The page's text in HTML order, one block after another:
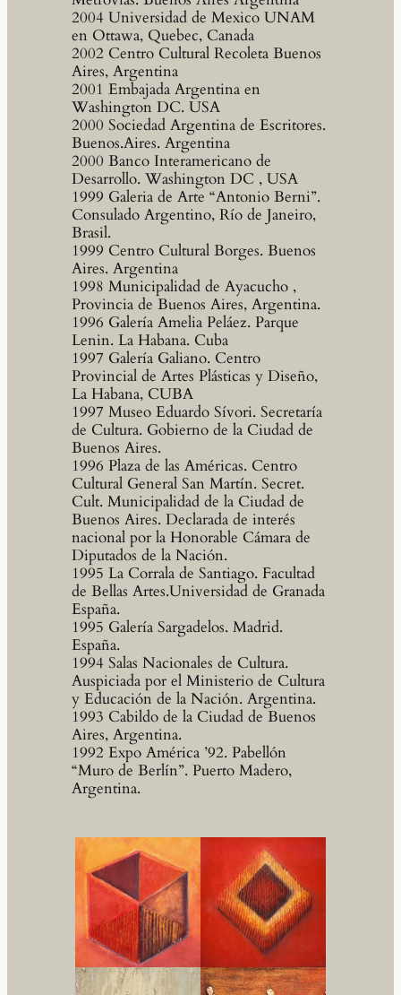
2004 Universidad de Mexico UNAM
en Ottawa, Quebec, Canada
2002 Centro Cultural Recoleta Buenos
Aires, Argentina
2001 Embajada Argentina en
Washington DC. USA
2000 Sociedad Argentina de Escritores.
Buenos.Aires. Argentina
2000 Banco Interamericano de
Desarrollo. Washington DC , USA
1999 Galeria de Arte “Antonio Berni”.
Consulado Argentino, Río de Janeiro,
Brasil.
1999 Centro Cultural Borges. Buenos
Aires. Argentina
1998 Municipalidad de Ayacucho ,
Provincia de Buenos Aires, Argentina.
1996 Galería Amelia Peláez. Parque
Lenin. La Habana. Cuba
1997 Galería Galiano. Centro
Provincial de Artes Plásticas y Diseño,
La Habana, CUBA
1997 Museo Eduardo Sívori. Secretaría
de Cultura. Gobierno de la Ciudad de
Buenos Aires.
1996 Plaza de las Américas. Centro
Cultural General San Martín. Secret.
Cult. Municipalidad de la Ciudad de
Buenos Aires. Declarada de interés
nacional por la Honorable Cámara de
Diputados de la Nación.
1995 La Corrala de Santiago. Facultad
de Bellas Artes.Universidad de Granada
España.
1995 Galería Sargadelos. Madrid.
España.
1994 Salas Nacionales de Cultura.
Auspiciada por el Ministerio de Cultura
y Educación de la Nación. Argentina.
1993 Cabildo de la Ciudad de Buenos
Aires, Argentina.
1992 Expo América ’92. Pabellón
“Muro de Berlín”. Puerto Madero,
Argentina.